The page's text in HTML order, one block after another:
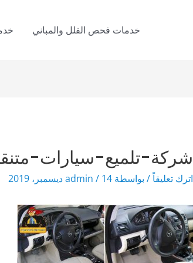
خدمات فحص الفلل والمباني
شركة-تلميع-سيارات-
اترك تعليقاً/ بواسطة admin/ 14 ديسمبر، 2019